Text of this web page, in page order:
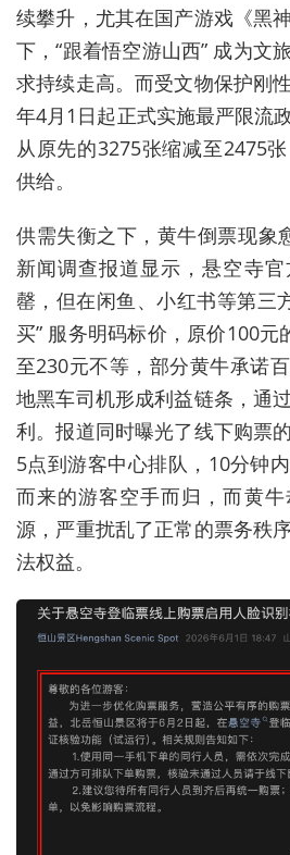
续攀升，尤其在国产游戏《黑
下，“跟着悟空游山西” 成为文
求持续走高。而受文物保护刚
年4月1日起正式实施最严限流
从原先的3275张缩减至2475
供给。
供需失衡之下，黄牛倒票现象
新闻调查报道显示，悬空寺
罄，但在闲鱼、小红书等第三
买” 服务明码标价，原价100元
至230元不等，部分黄牛承诺
地黑车司机形成利益链条，通
利。报道同时曝光了线下购票
5点到游客中心排队，10分钟
而来的游客空手而归，而黄
源，严重扰乱了正常的票务秩
法权益。